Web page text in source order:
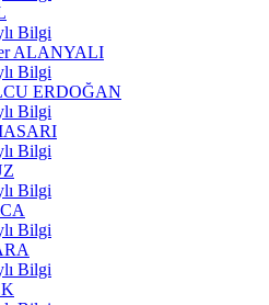
Bilgi
ALANYALI
Bilgi
ERDOĞAN
Bilgi
Bilgi
Bilgi
Bilgi
Bilgi